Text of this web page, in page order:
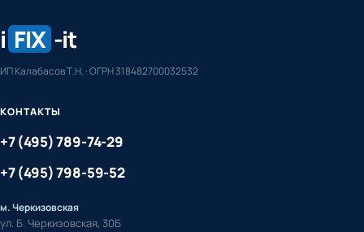
i FIX -it
ИП Калабасов Т.Н. · ОГРН 318482700032532
КОНТАКТЫ
+7 (495) 789-74-29
+7 (495) 798-59-52
м. Черкизовская
ул. Б. Черкизовская, 30Б